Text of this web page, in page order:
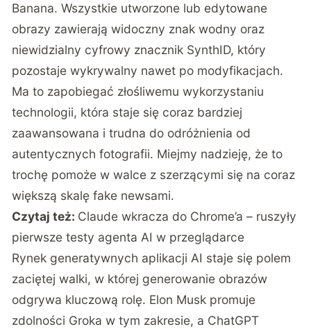
Banana.Wszystkie utworzone lub edytowane
obrazy zawierają widoczny znak wodny oraz
niewidzialny cyfrowy znacznik SynthID, który
pozostaje wykrywalny nawet po modyfikacjach.
Ma to zapobiegać złośliwemu wykorzystaniu
technologii, która staje się coraz bardziej
zaawansowana i trudna do odróżnienia od
autentycznych fotografii. Miejmy nadzieję, że to
trochę pomoże w walce z szerzącymi się na coraz
większą skalę fake newsami.
Czytaj też: Claude wkracza do Chrome’a – ruszyły
pierwsze testy agenta AI w przeglądarce
Rynek generatywnych aplikacji AI staje się polem
zaciętej walki, w której generowanie obrazów
odgrywa kluczową rolę. Elon Musk promuje
zdolności Groka w tym zakresie, a ChatGPT